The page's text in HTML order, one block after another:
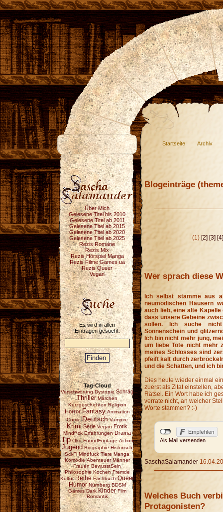
Startseite Archiv
Über Mich
Gelesene Titel bis 2010
Gelesene Titel ab 2011
Gelesene Titel ab 2015
Gelesene Titel ab 2020
Gelesene Titel ab 2025
Rezis Romane
Rezis Mix
Rezis Hörspiel Manga
Rezis Filme Games ua
Rezis Queer
Vegan
Es wird in allen
Einträgen gesucht.
Tag-Cloud
Verschwörung Dystopie Schräg
Thriller Märchen
Kurzgeschichten Religion
Horror Fantasy Animation
Comic Deutsch Vampire
Krimi Serie Vegan Erotik
Mindf*ck Erfahrungen Drama
Tip Öko FoundFootage Action
Jugend Biographie Historisch
Sci-Fi Mindfuck Tiere Manga
Komödie Abenteuer Männer
Frauen BewusstSein
Philosophie Kochen Fremde
Kultur Reihe Fachbuch Queer
Humor Nürnberg BDSM
Games Dark Kinder Film
Romantik
Blogeinträge
(1) [2] [3] [4]
Wer sprach diese
Ich selbst stamme aus
neumodischen Häusern
auch lieb, eine alte
dass unsere Gebeine
sollen. Ich suche
Sonnenschein und
Ich bin nicht mehr jung,
um liebe Tote nicht mehr
meines Schlosses sind
pfeift kalt durch
und die Schatten, und ich
Dies heute wieder einmal
zuerst als Zitat einstellen,
Rätsel. Ein Wort habe ich
verrate nicht, an welcher
Worte stammen? :-)
Als Mail versenden
SaschaSalamander
Welches Buch
Protagonisten?